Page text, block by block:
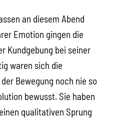
an diesem Abend
Emotion gingen die
Kundgebung bei seiner
waren sich die
Bewegung noch nie so
bewusst. Sie haben
qualitativen Sprung